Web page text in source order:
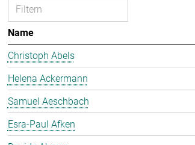
Name
Christoph Abels
Helena Ackermann
Samuel Aeschbach
Esra-Paul Afken